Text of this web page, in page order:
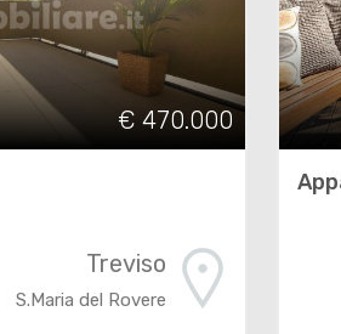
€ 470.000
Treviso
S.Maria del Rovere